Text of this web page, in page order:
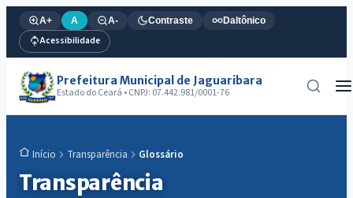
A+ A A- Contraste Daltônico
Acessibilidade
Prefeitura Municipal de Jaguaribara
Estado do Ceará • CNPJ: 07.442.981/0001-76
Início Transparência Glossário
Transparência